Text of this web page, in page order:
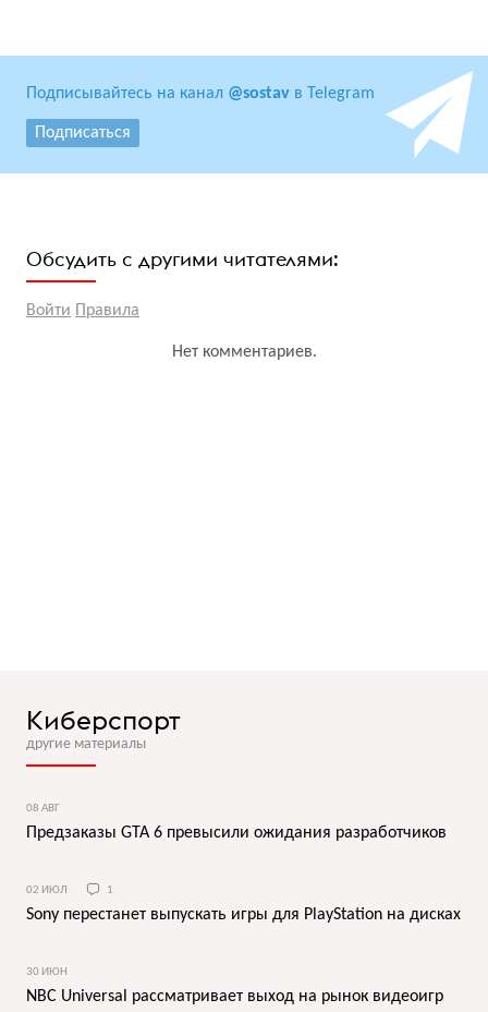
Подписывайтесь на канал @sostav в Telegram
Подписаться
Обсудить с другими читателями:
Войти Правила
Нет комментариев.
Киберспорт
другие материалы
08 АВГ
Предзаказы GTA 6 превысили ожидания разработчиков
02 ИЮЛ 1
Sony перестанет выпускать игры для PlayStation на дисках
30 ИЮН
NBC Universal рассматривает выход на рынок видеоигр